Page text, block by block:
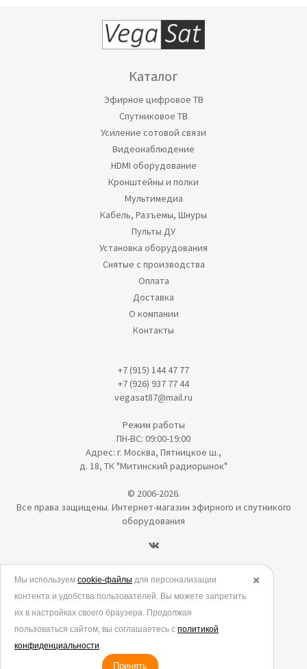
Каталог
Эфирное цифровое ТВ
Спутниковое ТВ
Усиление сотовой связи
Видеонаблюдение
HDMI оборудование
Кронштейны и полки
Мультимедиа
Кабель, Разъемы, Шнуры
Пульты ДУ
Установка оборудования
Снятые с производства
Оплата
Доставка
О компании
Контакты
+7 (915) 144 47 77
+7 (926) 937 77 44
vegasat87@mail.ru
Режим работы
ПН-ВС: 09:00-19:00
Адрес: г. Москва, Пятницкое ш.,
д. 18, ТК "Митинский радиорынок"
© 2006-2026.
Все права защищены. Интернет-магазин эфирного и спутникого
оборудования
Политика в отношении обработки персональных данных
Согласие на обработку персональных данных
Согласие на обработку данных метрическими программами
Политика использования cookies
✖️
Мы используем cookie-файлы для персонализации
контента и удобства пользователей. Вы можете запретить
их в настройках своего браузера. Продолжая
пользоваться сайтом, вы соглашаетесь с политикой
конфиденциальности.
Принять